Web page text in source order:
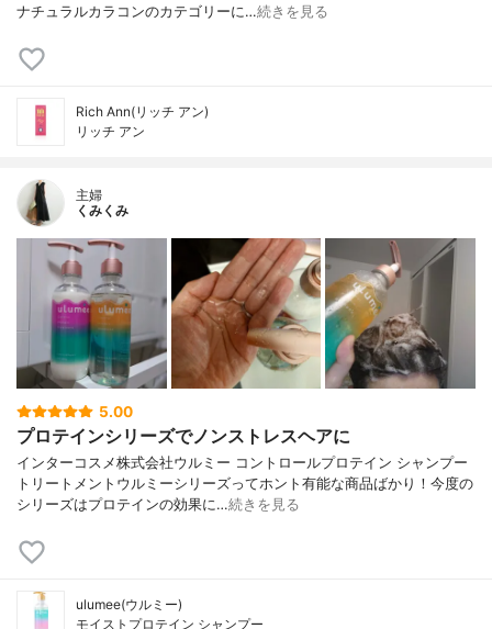
ナチュラルカラコンのカテゴリーに…続きを見る
Rich Ann(リッチ アン)
リッチ アン
主婦
くみくみ
5.00
プロテインシリーズでノンストレスヘアに
インターコスメ株式会社ウルミー コントロールプロテイン シャンプー
トリートメントウルミーシリーズってホント有能な商品ばかり！今度の
シリーズはプロテインの効果に…続きを見る
ulumee(ウルミー)
モイストプロテイン シャンプー